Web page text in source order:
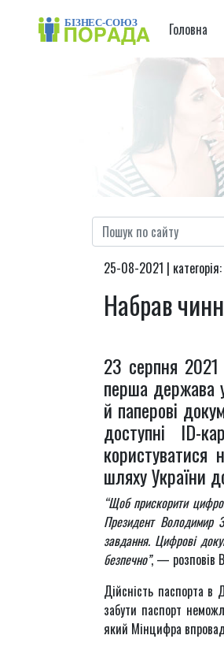
Головна
25-08-2021 | категорія:
Набрав
23 серпня
перша держава
й паперові
доступні ID-
шляху України
“Щоб прискорити
Президент Володимир
завдання. Цифрові
безпечно”, — розповів
Дійсність паспорта в
забути паспорт
який Мінцифра